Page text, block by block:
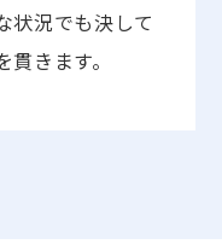
状況でも決して
きます。